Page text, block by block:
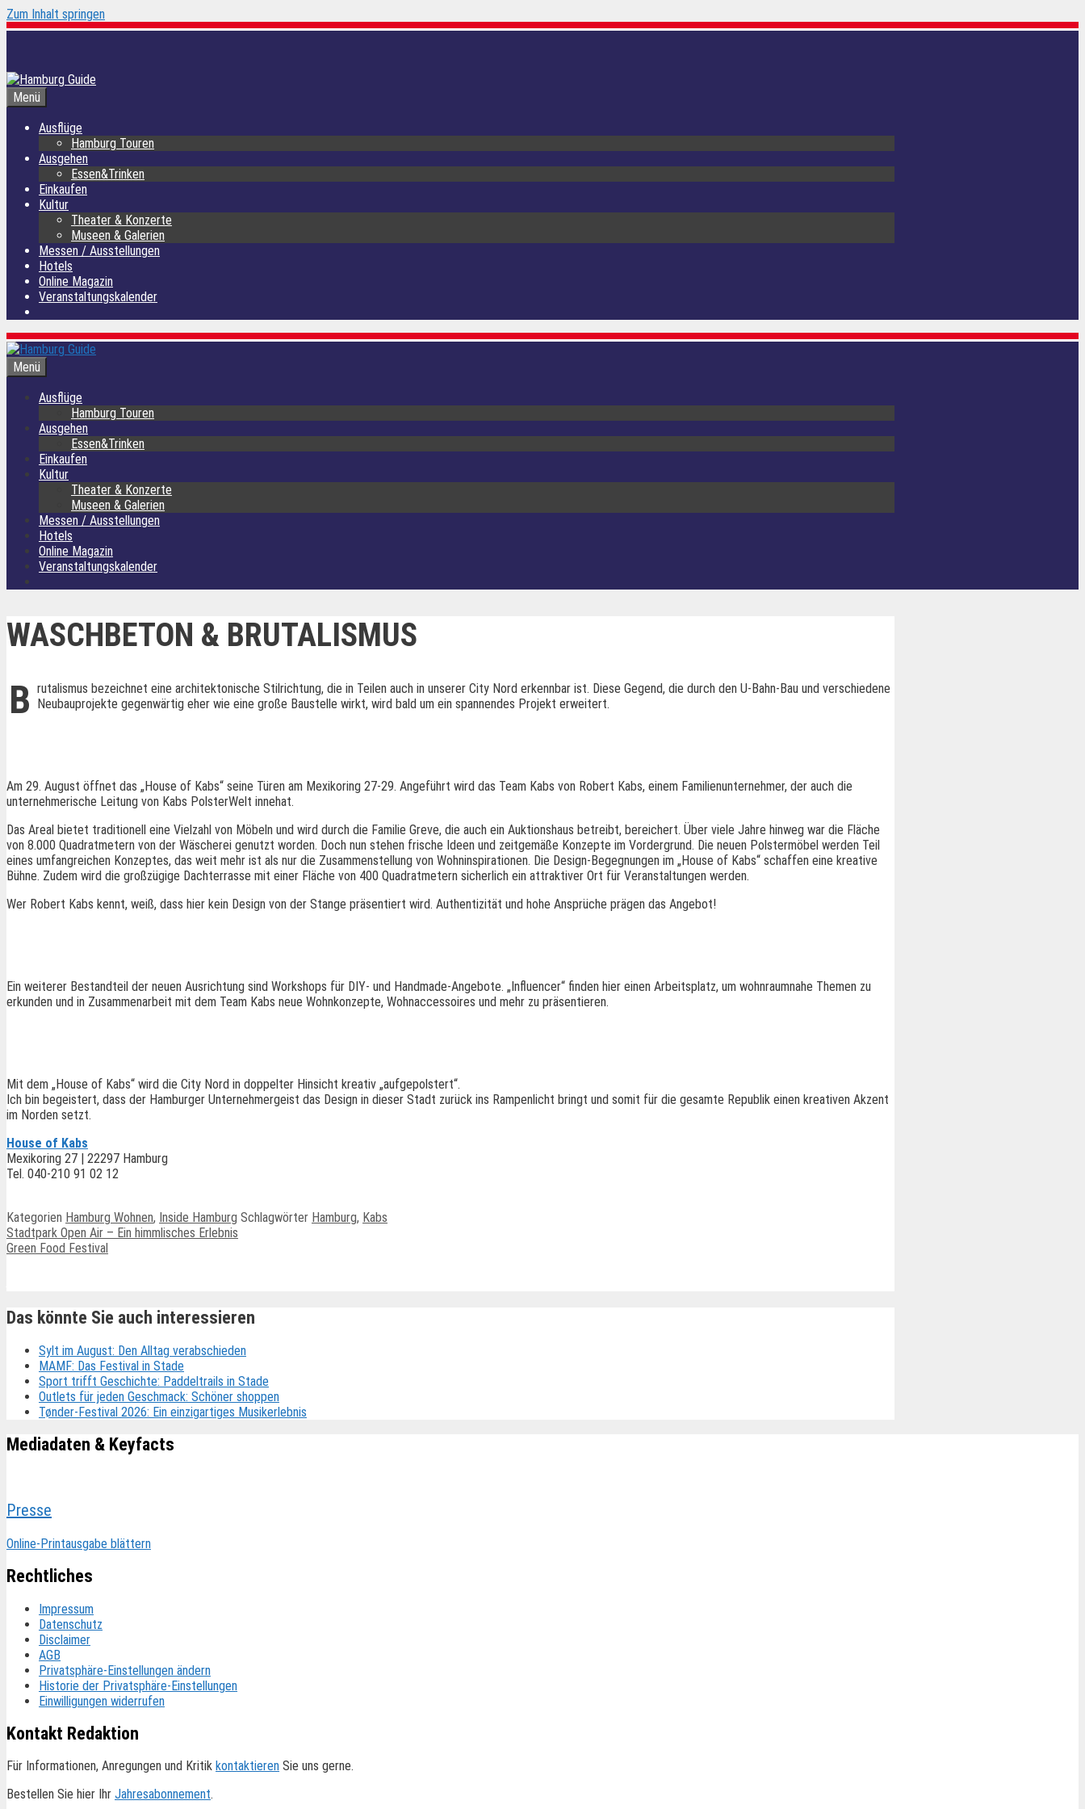
Zum Inhalt springen
Menü
Ausflüge
Hamburg Touren
Ausgehen
Essen&Trinken
Einkaufen
Kultur
Theater & Konzerte
Museen & Galerien
Messen / Ausstellungen
Hotels
Online Magazin
Veranstaltungskalender
Menü
Ausflüge
Hamburg Touren
Ausgehen
Essen&Trinken
Einkaufen
Kultur
Theater & Konzerte
Museen & Galerien
Messen / Ausstellungen
Hotels
Online Magazin
Veranstaltungskalender
WASCHBETON & BRUTALISMUS
B rutalismus bezeichnet eine architektonische Stilrichtung, die in Teilen auch in unserer City Nord erkennbar ist. Diese Gegend, die durch den U-Bahn-Bau und verschiedene
Neubauprojekte gegenwärtig eher wie eine große Baustelle wirkt, wird bald um ein spannendes Projekt erweitert.
Am 29. August öffnet das „House of Kabs“ seine Türen am Mexikoring 27-29. Angeführt wird das Team Kabs von Robert Kabs, einem Familienunternehmer, der auch die
unternehmerische Leitung von Kabs PolsterWelt innehat.
Das Areal bietet traditionell eine Vielzahl von Möbeln und wird durch die Familie Greve, die auch ein Auktionshaus betreibt, bereichert. Über viele Jahre hinweg war die Fläche
von 8.000 Quadratmetern von der Wäscherei genutzt worden. Doch nun stehen frische Ideen und zeitgemäße Konzepte im Vordergrund. Die neuen Polstermöbel werden Teil
eines umfangreichen Konzeptes, das weit mehr ist als nur die Zusammenstellung von Wohninspirationen. Die Design-Begegnungen im „House of Kabs“ schaffen eine kreative
Bühne. Zudem wird die großzügige Dachterrasse mit einer Fläche von 400 Quadratmetern sicherlich ein attraktiver Ort für Veranstaltungen werden.
Wer Robert Kabs kennt, weiß, dass hier kein Design von der Stange präsentiert wird. Authentizität und hohe Ansprüche prägen das Angebot!
Ein weiterer Bestandteil der neuen Ausrichtung sind Workshops für DIY- und Handmade-Angebote. „Influencer“ finden hier einen Arbeitsplatz, um wohnraumnahe Themen zu
erkunden und in Zusammenarbeit mit dem Team Kabs neue Wohnkonzepte, Wohnaccessoires und mehr zu präsentieren.
Mit dem „House of Kabs“ wird die City Nord in doppelter Hinsicht kreativ „aufgepolstert“.
Ich bin begeistert, dass der Hamburger Unternehmergeist das Design in dieser Stadt zurück ins Rampenlicht bringt und somit für die gesamte Republik einen kreativen Akzent
im Norden setzt.
House of Kabs
Mexikoring 27 | 22297 Hamburg
Tel. 040-210 91 02 12
Kategorien Hamburg Wohnen, Inside Hamburg Schlagwörter Hamburg, Kabs
Stadtpark Open Air – Ein himmlisches Erlebnis
Green Food Festival
Das könnte Sie auch interessieren
Sylt im August: Den Alltag verabschieden
MAMF: Das Festival in Stade
Sport trifft Geschichte: Paddeltrails in Stade
Outlets für jeden Geschmack: Schöner shoppen
Tønder-Festival 2026: Ein einzigartiges Musikerlebnis
Mediadaten & Keyfacts
Presse
Online-Printausgabe blättern
Rechtliches
Impressum
Datenschutz
Disclaimer
AGB
Privatsphäre-Einstellungen ändern
Historie der Privatsphäre-Einstellungen
Einwilligungen widerrufen
Kontakt Redaktion
Für Informationen, Anregungen und Kritik kontaktieren Sie uns gerne.
Bestellen Sie hier Ihr Jahresabonnement.